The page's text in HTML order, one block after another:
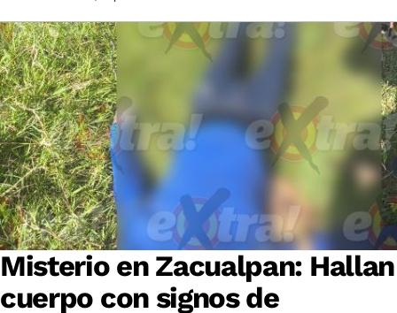
Misterio en Zacualpan: Hallan
cuerpo con signos de